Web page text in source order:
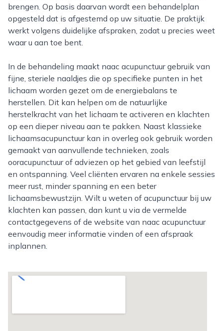
brengen. Op basis daarvan wordt een behandelplan
opgesteld dat is afgestemd op uw situatie. De praktijk
werkt volgens duidelijke afspraken, zodat u precies weet
waar u aan toe bent.
In de behandeling maakt naac acupunctuur gebruik van
fijne, steriele naaldjes die op specifieke punten in het
lichaam worden gezet om de energiebalans te
herstellen. Dit kan helpen om de natuurlijke
herstelkracht van het lichaam te activeren en klachten
op een dieper niveau aan te pakken. Naast klassieke
lichaamsacupunctuur kan in overleg ook gebruik worden
gemaakt van aanvullende technieken, zoals
ooracupunctuur of adviezen op het gebied van leefstijl
en ontspanning. Veel cliënten ervaren na enkele sessies
meer rust, minder spanning en een beter
lichaamsbewustzijn. Wilt u weten of acupunctuur bij uw
klachten kan passen, dan kunt u via de vermelde
contactgegevens of de website van naac acupunctuur
eenvoudig meer informatie vinden of een afspraak
inplannen.